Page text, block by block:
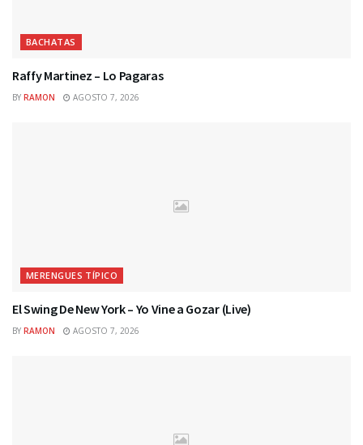
BACHATAS
Raffy Martinez – Lo Pagaras
BY RAMON AGOSTO 7, 2026
MERENGUES TÍPICO
El Swing De New York – Yo Vine a Gozar (Live)
BY RAMON AGOSTO 7, 2026